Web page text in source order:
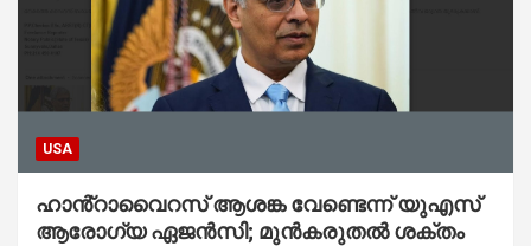
USA
ഹാൻ്റാവൈറസ് ആശങ്ക വേണ്ടെന്ന് യുഎസ്
ആരോഗ്യ ഏജൻസി; മുൻകരുതൽ ശക്തം